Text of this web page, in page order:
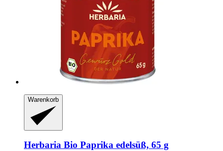
Warenkorb
Herbaria Bio Paprika edelsüß, 65 g